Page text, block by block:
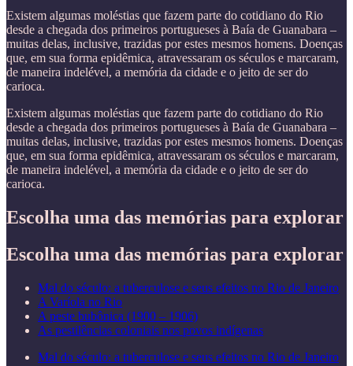
Existem algumas moléstias que fazem parte do cotidiano do Rio
desde a chegada dos primeiros portugueses à Baía de Guanabara –
muitas delas, inclusive, trazidas por estes mesmos homens. Doenças
que, em sua forma epidêmica, atravessaram os séculos e marcaram,
de maneira indelével, a memória da cidade e o jeito de ser do
carioca.
Existem algumas moléstias que fazem parte do cotidiano do Rio
desde a chegada dos primeiros portugueses à Baía de Guanabara –
muitas delas, inclusive, trazidas por estes mesmos homens. Doenças
que, em sua forma epidêmica, atravessaram os séculos e marcaram,
de maneira indelével, a memória da cidade e o jeito de ser do
carioca.
Escolha uma das memórias para explorar
Escolha uma das memórias para explorar
Mal do século: a tuberculose e seus efeitos no Rio de Janeiro
A Varíola no Rio
A peste bubônica (1900 – 1906)
As pestilências coloniais nos povos indígenas
Mal do século: a tuberculose e seus efeitos no Rio de Janeiro